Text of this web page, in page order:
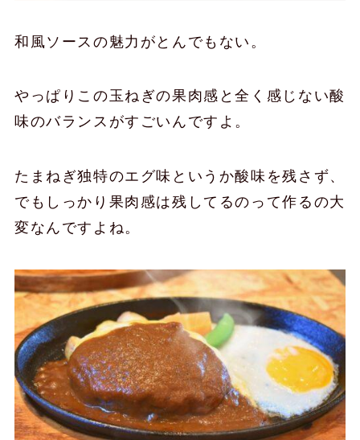
和風ソースの魅力がとんでもない。
やっぱりこの玉ねぎの果肉感と全く感じない酸
味のバランスがすごいんですよ。
たまねぎ独特のエグ味というか酸味を残さず、
でもしっかり果肉感は残してるのって作るの大
変なんですよね。